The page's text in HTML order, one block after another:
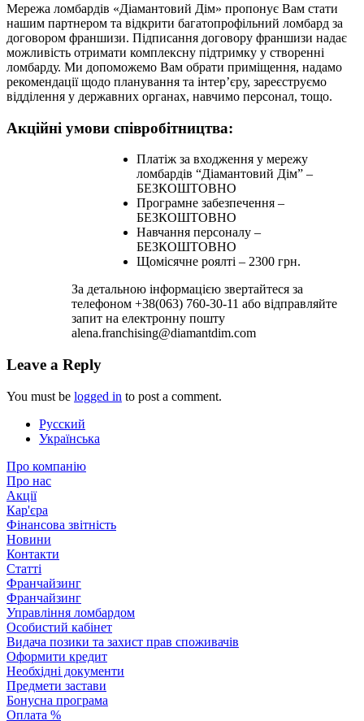
Мережа ломбардів «Діамантовий Дім» пропонує Вам стати
нашим партнером та відкрити багатопрофільний ломбард за
договором франшизи. Підписання договору франшизи надає
можливість отримати комплексну підтримку у створенні
ломбарду. Ми допоможемо Вам обрати приміщення, надамо
рекомендації щодо планування та інтер’єру, зареєструємо
відділення у державних органах, навчимо персонал, тощо.
Акційні умови співробітництва:
Платіж за входження у мережу
ломбардів “Діамантовий Дім” –
БЕЗКОШТОВНО
Програмне забезпечення –
БЕЗКОШТОВНО
Навчання персоналу –
БЕЗКОШТОВНО
Щомісячне роялті – 2300 грн.
За детальною інформацією звертайтеся за
телефоном +38(063) 760-30-11 або відправляйте
запит на електронну пошту
alena.franchising@diamantdim.com
Leave a Reply
You must be logged in to post a comment.
Русский
Українська
Про компанію
Про нас
Акції
Кар'єра
Фінансова звітність
Новини
Контакти
Статті
Франчайзинг
Франчайзинг
Управління ломбардом
Особистий кабінет
Видача позики та захист прав споживачів
Оформити кредит
Необхідні документи
Предмети застави
Бонусна програма
Оплата %